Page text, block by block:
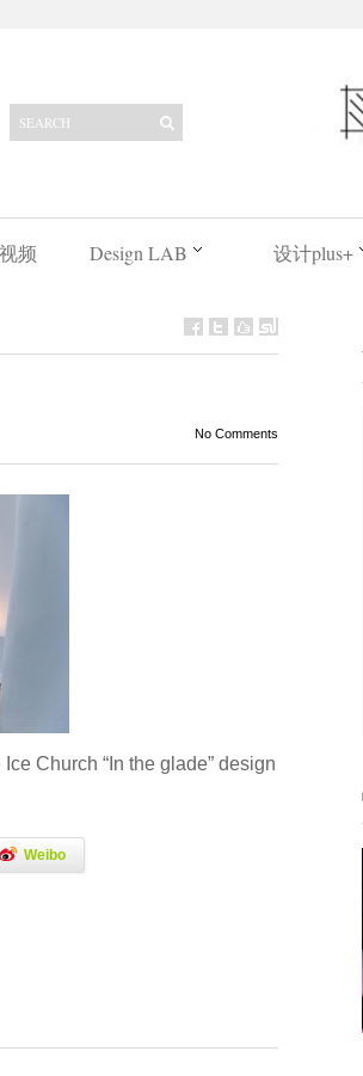
视频 Design LAB 设计plus+
No Comments
Church “In the glade” design
Weibo